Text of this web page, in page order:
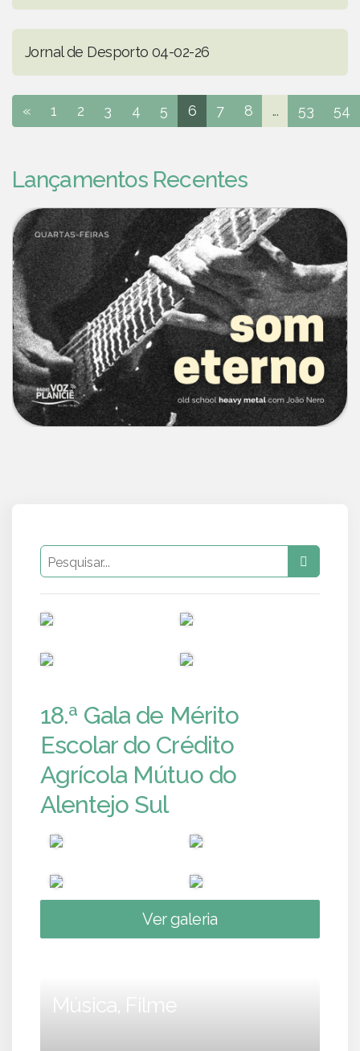
Jornal de Desporto 04-02-26
« 1 2 3 4 5 6 7 8 ... 53 54
Lançamentos Recentes
18.ª Gala de Mérito
Escolar do Crédito
Agrícola Mútuo do
Alentejo Sul
Ver galeria
Música, Filme